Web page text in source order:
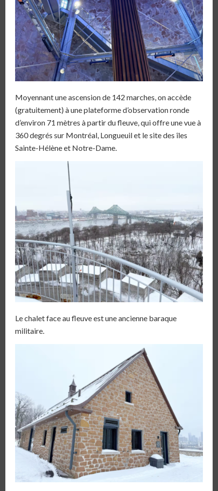
Moyennant une ascension de 142 marches, on accède
(gratuitement) à une plateforme d’observation ronde
d’environ 71 mètres à partir du fleuve, qui offre une vue à
360 degrés sur Montréal, Longueuil et le site des îles
Sainte-Hélène et Notre-Dame.
Le chalet face au fleuve est une ancienne baraque
militaire.